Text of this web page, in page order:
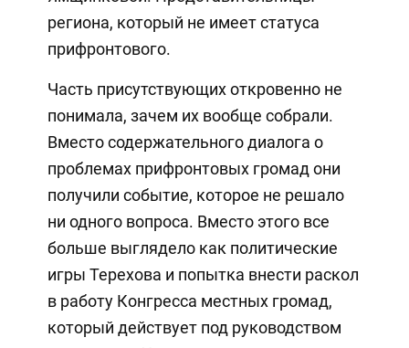
региона, который не имеет статуса
прифронтового.
Часть присутствующих откровенно не
понимала, зачем их вообще собрали.
Вместо содержательного диалога о
проблемах прифронтовых громад они
получили событие, которое не решало
ни одного вопроса. Вместо этого все
больше выглядело как политические
игры Терехова и попытка внести раскол
в работу Конгресса местных громад,
который действует под руководством